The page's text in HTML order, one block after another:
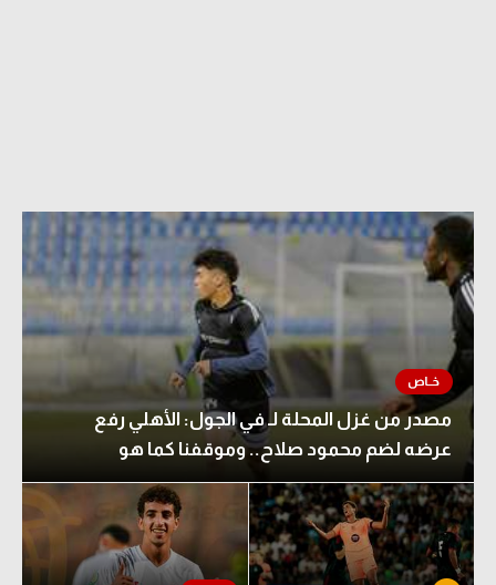
مصدر من غزل المحلة لـ في الجول: الأهلي رفع
عرضه لضم محمود صلاح.. وموقفنا كما هو